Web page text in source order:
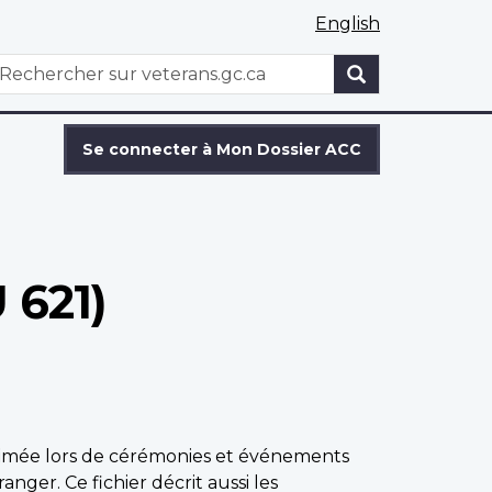
English
WxT
Se connecter à Mon Dossier ACC
lors de cérémonies et événements
Ce fichier décrit aussi les